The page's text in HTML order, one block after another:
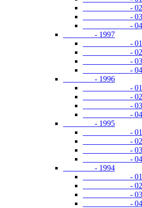
- 02-
- 03-
- 04-
- 1997
- 01-
- 02-
- 03-
- 04-
- 1996
- 01-
- 02-
- 03-
- 04-
- 1995
- 01-
- 02-
- 03-
- 04-
- 1994
- 01-
- 02-
- 03-
- 04-